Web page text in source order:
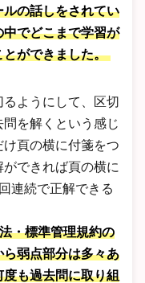
の話しをされてい
でどこまで学習が
ができました。
ようにして、区切
を解くという感じ
頁の横に付箋をつ
できれば頁の横に
連続で正解できる
・標準管理規約の
弱点部分は多々あ
も過去問に取り組